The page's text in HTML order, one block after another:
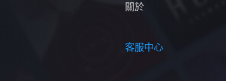
關於
客服中心